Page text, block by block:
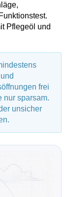
Pflegeöl und
frei
nur sparsam.
unsicher